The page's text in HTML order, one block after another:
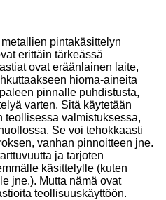
pintakäsittelyn
erittäin tärkeässä
ovat eräänlainen laite,
hioma-aineita
pinnalle puhdistusta,
varten. Sitä käytetään
teollisessa valmistuksessa,
Se voi tehokkaasti
vanhan pinnoitteen jne.
ja tarjoten
käsittelylle (kuten
jne.). Mutta nämä ovat
teollisuuskäyttöön.